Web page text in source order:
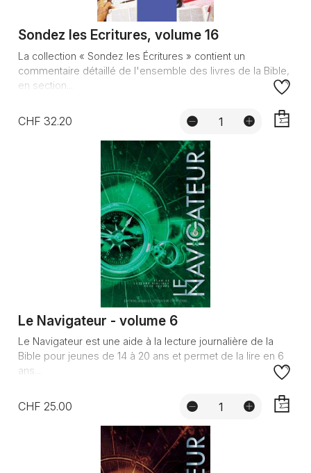
Sondez les Ecritures, volume 16
La collection « Sondez les Écritures » contient un
commentaire détaillé de l'ensemble des livres de la Bible,
en section...
CHF 32.20
Le Navigateur - volume 6
Le Navigateur est une aide à la lecture journalière de la
Bible pour jeunes de 14 à 20 ans et permet de la lire en 6
ans...
CHF 25.00